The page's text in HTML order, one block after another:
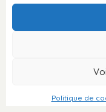
Politique de
explorée
vous partage 4
ASTUCES DE TRAVEL
© Copyright Go Maggie